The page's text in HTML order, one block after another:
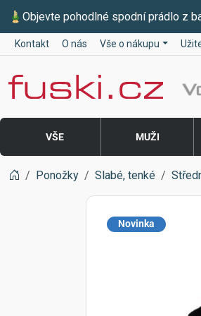
🎍 Objevte pohodlné spodní prádlo z
Kontakt O nás Vše o nákupu
Fuski BOMA
VŠE MUŽI
Ponožky Slabé, tenké
Novinka